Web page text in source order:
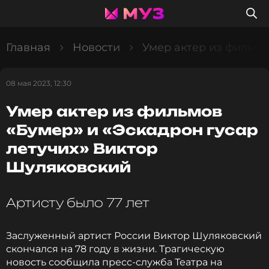
Главная Новости Умер актер из
08 мая 2023, 12:30
Умер актер из фильмов
«Бумер» и «Эскадрон гусар
летучих» Виктор
Шуляковский
Артисту было 77 лет
Заслуженный артист России Виктор Шуляковский
скончался на 78 году в жизни. Трагическую
новость сообщила пресс-служба Театра на